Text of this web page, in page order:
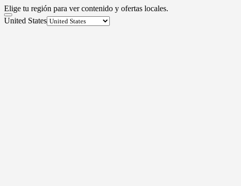
Elige tu región para ver contenido y ofertas locales.
United States